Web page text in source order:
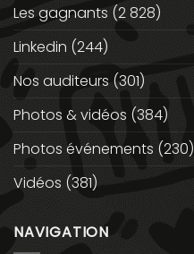
Les gagnants (2 828)
Linkedin (244)
Nos auditeurs (301)
Photos & vidéos (384)
Photos événements (230)
Vidéos (381)
NAVIGATION